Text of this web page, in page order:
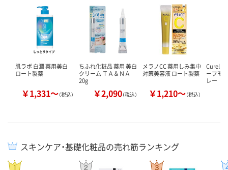
肌ラボ 白潤 薬用美白
ロート製薬
￥1,331～（税込）
ちふれ化粧品 薬用 美白
クリーム ＴＡ＆ＮＡ
20g
￥2,090（税込）
メラノCC 薬用しみ集中
対策美容液 ロート製薬
￥1,210～（税込）
Curel（
ープモ
レー
スキンケア・基礎化粧品の売れ筋ランキング